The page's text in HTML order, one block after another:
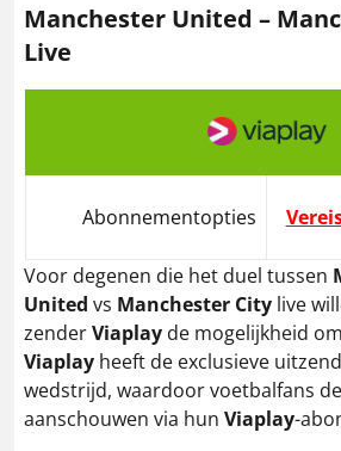
Manchester United –
Live
Abonnementopties
Voor degenen die het duel tussen
United vs Manchester City live
zenderViaplay de mogelijkheid
Viaplay heeft de exclusieve
wedstrijd, waardoor voetbalfans
aanschouwen via hun Viaplay-